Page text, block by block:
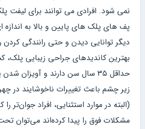
نمی شود. افرادی می توانند برای لیفت
پف های پلک های پایین و بالا به
دیگر توانایی دیدن و حتی رانندگی کردن
بهترین کاندیدهای جراحی زیبایی پلک،
حداقل ۳۵ سال سن دارند و
زیر چشم باعث تغییرات ناخوشایند در
(البته در موارد استثنایی، افراد جوان‌تر
مشکلات فوق را پیدا کرده‌اند می‌توان